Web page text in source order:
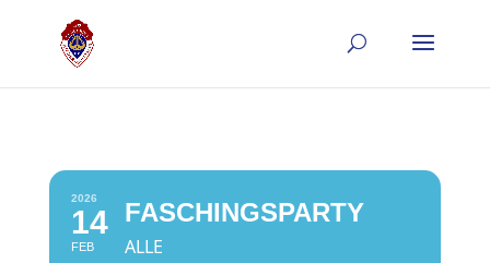
2026
14
FEB
FASCHINGSPARTY
ALLE